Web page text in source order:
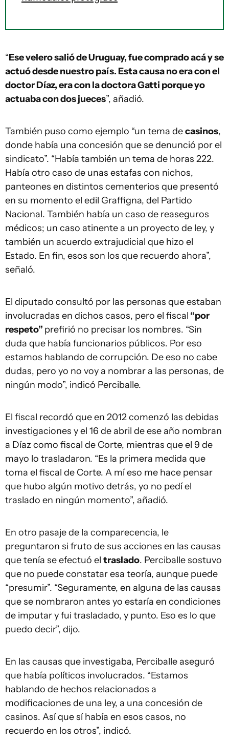
“Ese velero salió de Uruguay, fue comprado acá y se
actuó desde nuestro país. Esta causa no era con el
doctor Díaz, era con la doctora Gatti porque yo
actuaba con dos jueces”, añadió.
También puso como ejemplo “un tema decasinos,
donde había una concesión que se denunció por el
sindicato”. “Había también un tema de horas 222.
Había otro caso de unas estafas con nichos,
panteones en distintos cementerios que presentó
en su momento el edil Graffigna, del Partido
Nacional. También había un caso de reaseguros
médicos; un caso atinente a un proyecto de ley, y
también un acuerdo extrajudicial que hizo el
Estado. En fin, esos son los que recuerdo ahora”,
señaló.
El diputado consultó por las personas que estaban
involucradas en dichos casos, pero el fiscal “por
respeto” prefirió no precisar los nombres. “Sin
duda que había funcionarios públicos. Por eso
estamos hablando de corrupción. De eso no cabe
dudas, pero yo no voy a nombrar a las personas, de
ningún modo”, indicó Perciballe.
El fiscal recordó que en 2012 comenzó las debidas
investigaciones y el 16 de abril de ese año nombran
a Díaz como fiscal de Corte, mientras que el 9 de
mayo lo trasladaron. “Es la primera medida que
toma el fiscal de Corte. A mí eso me hace pensar
que hubo algún motivo detrás, yo no pedí el
traslado en ningún momento”, añadió.
En otro pasaje de la comparecencia, le
preguntaron si fruto de sus acciones en las causas
que tenía se efectuó el traslado. Perciballe sostuvo
que no puede constatar esa teoría, aunque puede
“presumir”. “Seguramente, en alguna de las causas
que se nombraron antes yo estaría en condiciones
de imputar y fui trasladado, y punto. Eso es lo que
puedo decir”, dijo.
En las causas que investigaba, Perciballe aseguró
que había políticos involucrados. “Estamos
hablando de hechos relacionados a
modificaciones de una ley, a una concesión de
casinos. Así que sí había en esos casos, no
recuerdo en los otros”, indicó.